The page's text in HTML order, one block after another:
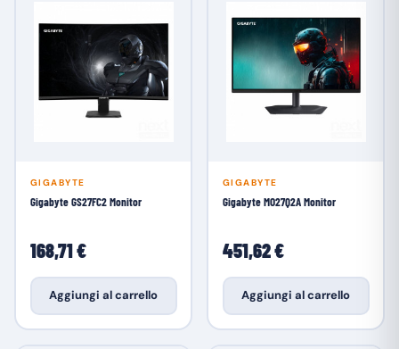
GIGABYTE
Gigabyte GS27FC2 Monitor
168,71 €
Aggiungi al carrello
GIGABYTE
Gigabyte MO27Q2A Monitor
451,62 €
Aggiungi al carrello